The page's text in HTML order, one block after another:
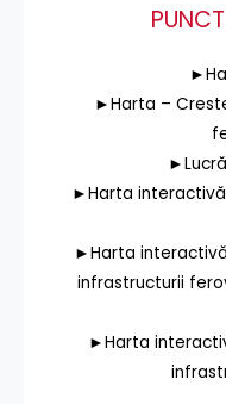
►Harta –
►Harta
►Harta
infrastructurii
►Harta